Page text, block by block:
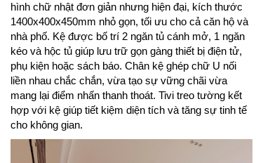
hình chữ nhật đơn giản nhưng hiện đại, kích thước
1400x400x450mm nhỏ gọn, tối ưu cho cả căn hộ và
nhà phố. Kệ được bố trí 2 ngăn tủ cánh mở, 1 ngăn
kéo và hộc tủ giúp lưu trữ gọn gàng thiết bị điện tử,
phụ kiện hoặc sách báo. Chân kệ ghép chữ U nối
liền nhau chắc chắn, vừa tạo sự vững chãi vừa
mang lại điểm nhấn thanh thoát. Tivi treo tường kết
hợp với kệ giúp tiết kiệm diện tích và tăng sự tinh tế
cho không gian.